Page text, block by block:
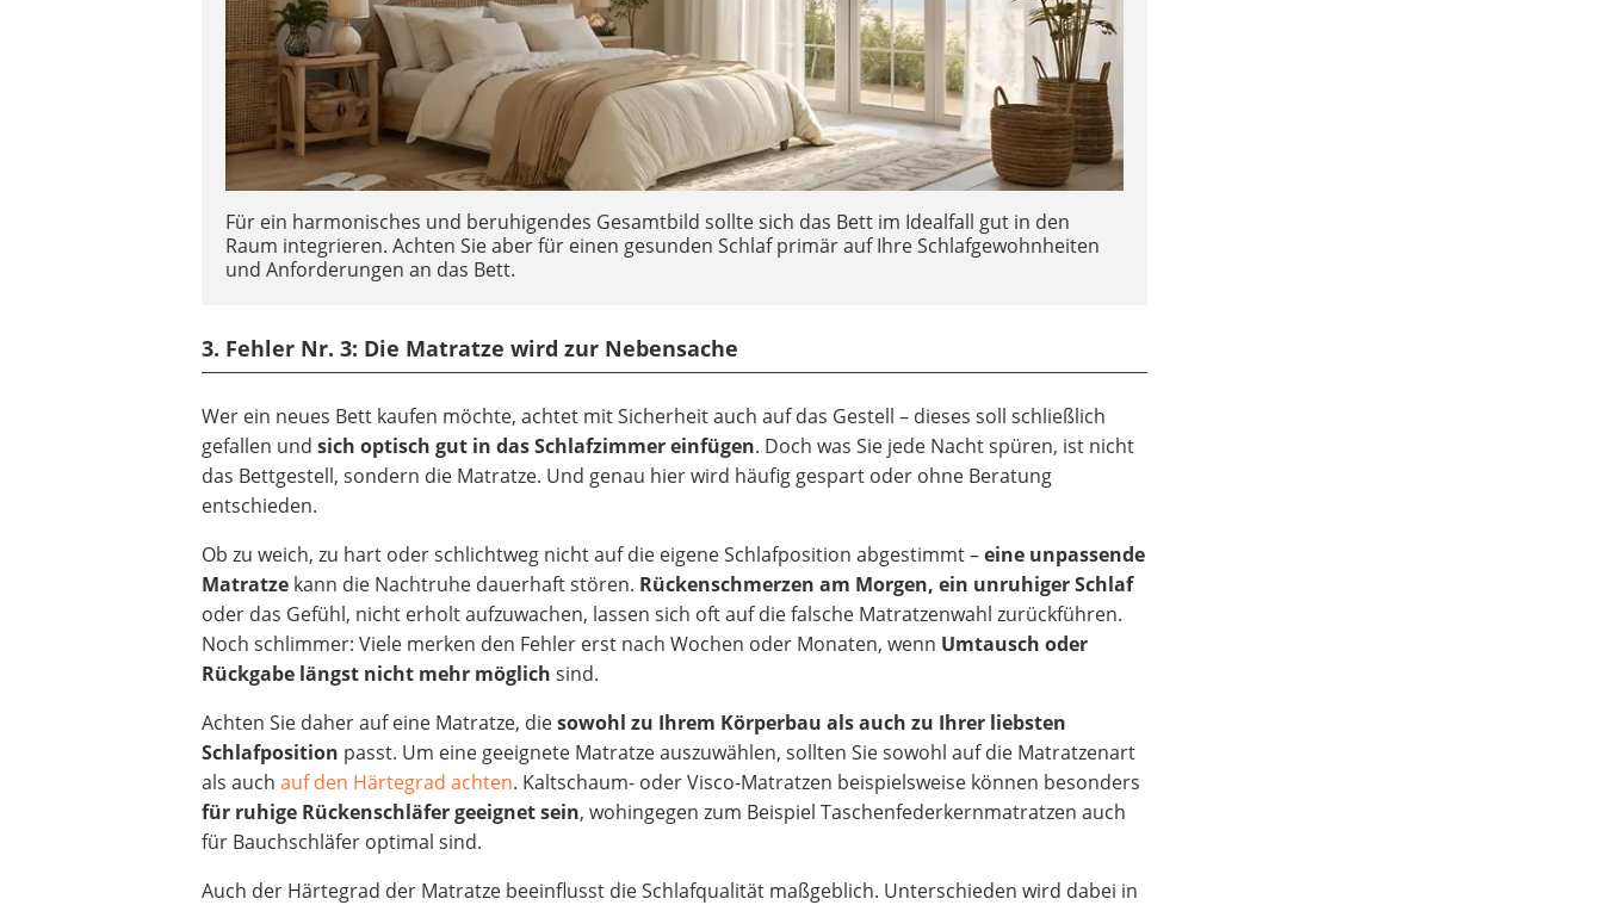
Für ein harmonisches und beruhigendes Gesamtbild sollte sich das Bett im Idealfall gut in den
Raum integrieren. Achten Sie aber für einen gesunden Schlaf primär auf Ihre Schlafgewohnheiten
und Anforderungen an das Bett.
3. Fehler Nr. 3: Die Matratze wird zur Nebensache
Wer ein neues Bett kaufen möchte, achtet mit Sicherheit auch auf das Gestell – dieses soll schließlich
gefallen undsich optisch gut in das Schlafzimmer einfügen. Doch was Sie jede Nacht spüren, ist nicht
das Bettgestell, sondern die Matratze. Und genau hier wird häufig gespart oder ohne Beratung
entschieden.
Ob zu weich, zu hart oder schlichtweg nicht auf die eigene Schlafposition abgestimmt –eine unpassende
Matratze kann die Nachtruhe dauerhaft stören. Rückenschmerzen am Morgen, ein unruhiger Schlaf
oder das Gefühl, nicht erholt aufzuwachen, lassen sich oft auf die falsche Matratzenwahl zurückführen.
Noch schlimmer: Viele merken den Fehler erst nach Wochen oder Monaten, wenn Umtausch oder
Rückgabe längst nicht mehr möglich sind.
Achten Sie daher auf eine Matratze, diesowohl zu Ihrem Körperbau als auch zu Ihrer liebsten
Schlafposition passt. Um eine geeignete Matratze auszuwählen, sollten Sie sowohl auf die Matratzenart
als auchauf den Härtegrad achten. Kaltschaum- oder Visco-Matratzen beispielsweise können besonders
für ruhige Rückenschläfer geeignet sein, wohingegen zum Beispiel Taschenfederkernmatratzen auch
für Bauchschläfer optimal sind.
Auch der Härtegrad der Matratze beeinflusst die Schlafqualität maßgeblich. Unterschieden wird dabei in